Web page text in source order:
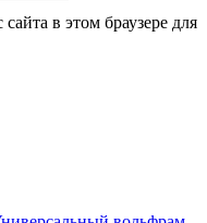
в этом браузере для